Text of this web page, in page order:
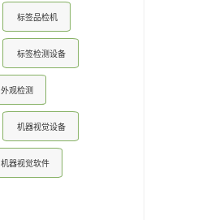
标签品检机
标签检测设备
外观检测
机器视觉设备
机器视觉软件